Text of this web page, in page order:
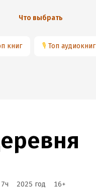
Что выбрать
книг 🎙 Топ аудиокниг
7ч 2025 год 16+